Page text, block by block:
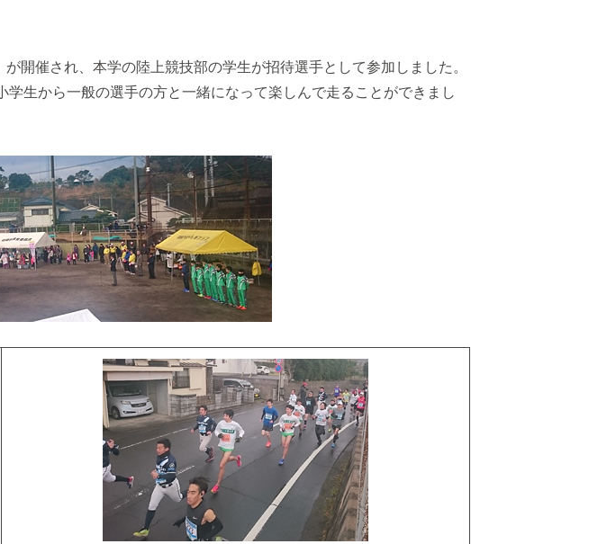
催され、本学の陸上競技部の学生が招待選手として参加しました。
生から一般の選手の方と一緒になって楽しんで走ることができまし